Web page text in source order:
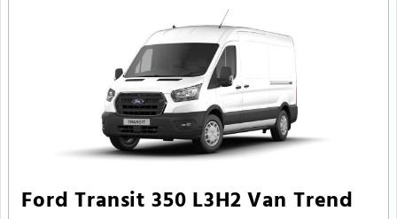
Ford Transit 350 L3H2 Van Trend